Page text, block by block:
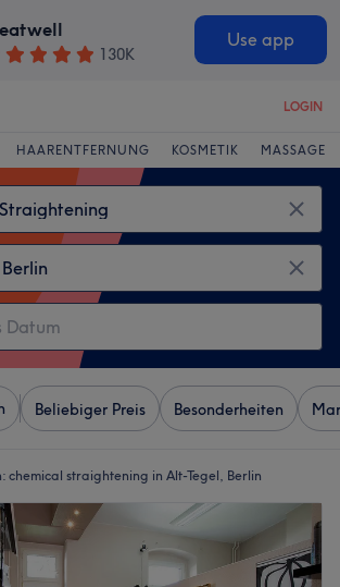
130K
Use app
LOGIN
HAARENTFERNUNG KOSMETIK MASSAGE
Beliebiger Preis Besonderheiten
chemical straightening in Alt-Tegel, Berlin